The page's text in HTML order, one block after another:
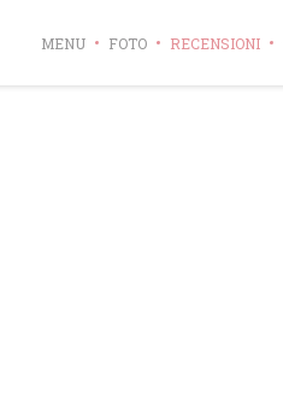
MENU FOTO RECENSIONI